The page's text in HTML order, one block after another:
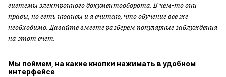
системы электронного документооборота. В чем-то они
правы, но есть нюансы и я считаю, что обучение все же
необходимо. Давайте вместе разберем популярные заблуждения
на этот счет.
Мы поймем, на какие кнопки нажимать в удобном
интерфейсе